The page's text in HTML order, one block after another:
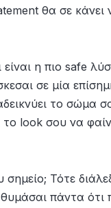
θα σε κάνει
η πιο safe
σε μία
το σώμα
look σου να
Τότε
πάντα ότι